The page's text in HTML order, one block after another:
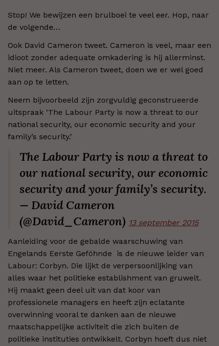
Stop! We bewijzen een brulboei te veel eer. Hop, naar
de volgende…
Ook David Cameron tweet. Cameron is veel, maar een
idioot zonder adequate omkadering is hij allerminst.
Niet meer. Als Cameron tweet, doen we er wel goed
aan op te letten.
Neem bijvoorbeeld zijn zorgvuldig geconstrueerde
uitspraak ‘The Labour Party is now a threat to our
national security, our economic security and your
family’s security.’
The Labour Party is now a threat to
our national security, our economic
security and your family’s security.
— David Cameron
(@David_Cameron) 13 september 2015
Aanleiding voor de gebalde waarschuwing van
Engelands Eerste Geföhnde is de nieuwe leider van
Labour: Corbyn. Die lijkt de verpersoonlijking van
alles waar het politieke establishment van gruwelt.
Hij maakt geen deel uit van dat koor van
professionele managers en heeft zijn eclatante
overwinning vooral te danken aan de nieuwe
maatschappelijke activiteit die zich buiten de
politieke instituties ontwikkelt. Corbyn hoeft dus niet